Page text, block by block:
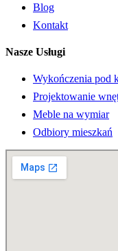
Blog
Kontakt
Nasze Usługi
Wykończenia pod
Projektowanie
Meble na wymiar
Odbiory mieszkań